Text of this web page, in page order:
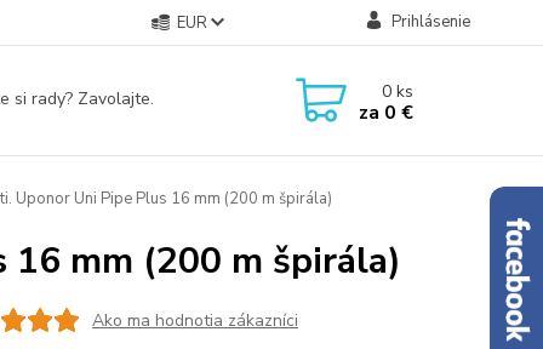
EUR Prihlásenie
si rady? Zavolajte. 0ks
za 0 €
Uponor Uni Pipe Plus 16 mm (200 m špirála)
mm (200 m špirála)
Ako ma hodnotia zákazníci